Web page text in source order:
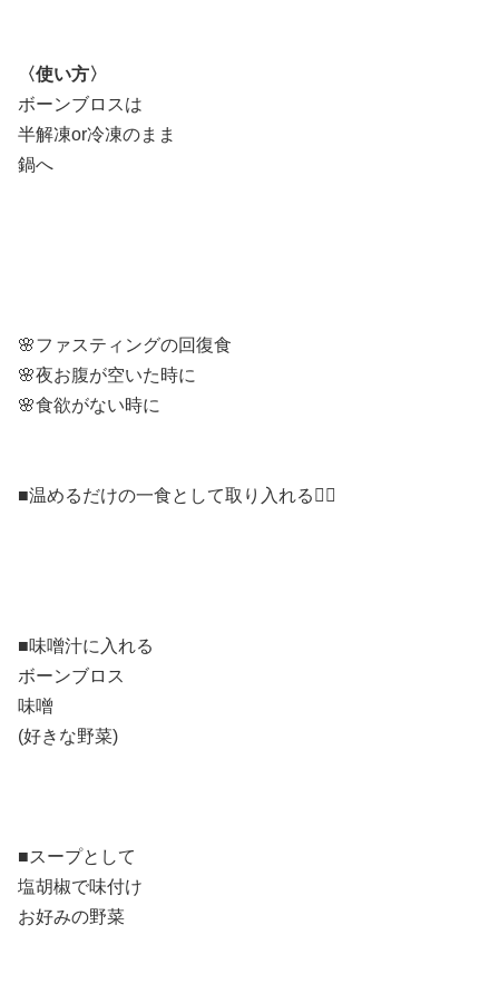
〈使い方〉
ボーンブロスは
半解凍or冷凍のまま
鍋へ
🌸ファスティングの回復食
🌸夜お腹が空いた時に
🌸食欲がない時に
■温めるだけの一食として取り入れる🙆‍♀️
■味噌汁に入れる
ボーンブロス
味噌
(好きな野菜)
■スープとして
塩胡椒で味付け
お好みの野菜